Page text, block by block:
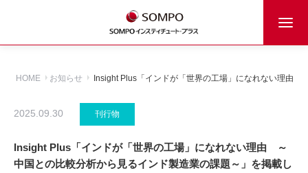
HOME お知らせ Insight Plus「インドが「世界の工場」になれない理由
2025.09.30 刊行物
Insight Plus「インドが「世界の工場」になれない理由 ～
中国との比較分析から見るインド製造業の課題～」を掲載し